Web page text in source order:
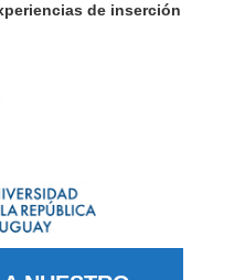
de inserción